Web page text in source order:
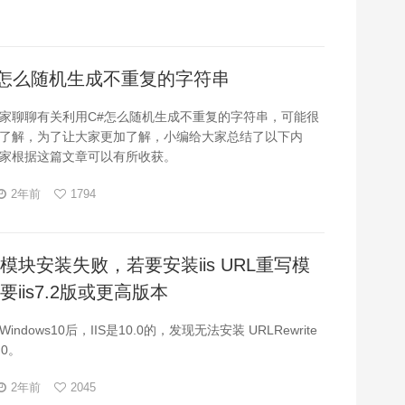
么随机生成不重复的字符串
聊聊有关利用C#怎么随机生成不重复的字符串，可能很
解，为了让大家更加了解，小编给大家总结了以下内
根据这篇文章可以有所收获。
2年前 1794
块安装失败，若要安装iis URL重写模
iis7.2版或更高版本
后，IIS是10.0的，发现无法安装 URLRewrite
2年前 2045